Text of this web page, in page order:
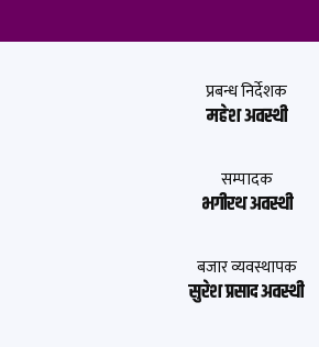
प्रबन्ध निर्देशक
महेश अवस्थी
सम्पादक
भगीरथ अवस्थी
बजार व्यवस्थापक
सुरेश प्रसाद अवस्थी